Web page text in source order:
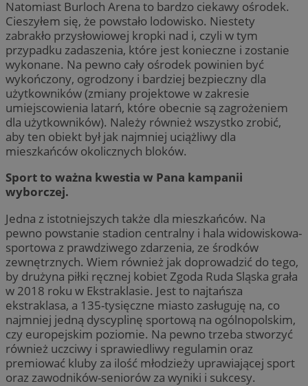
Natomiast Burloch Arena to bardzo ciekawy ośrodek.
Cieszyłem się, że powstało lodowisko. Niestety
zabrakło przysłowiowej kropki nad i, czyli w tym
przypadku zadaszenia, które jest konieczne i zostanie
wykonane. Na pewno cały ośrodek powinien być
wykończony, ogrodzony i bardziej bezpieczny dla
użytkowników (zmiany projektowe w zakresie
umiejscowienia latarń, które obecnie są zagrożeniem
dla użytkowników). Należy również wszystko zrobić,
aby ten obiekt był jak najmniej uciążliwy dla
mieszkańców okolicznych bloków.
Sport to ważna kwestia w Pana kampanii
wyborczej.
Jedna z istotniejszych także dla mieszkańców. Na
pewno powstanie stadion centralny i hala widowiskowa-
sportowa z prawdziwego zdarzenia, ze środków
zewnętrznych. Wiem również jak doprowadzić do tego,
by drużyna piłki ręcznej kobiet Zgoda Ruda Sląska grała
w 2018 roku w Ekstraklasie. Jest to najtańsza
ekstraklasa, a 135-tysięczne miasto zasługuję na, co
najmniej jedną dyscyplinę sportową na ogólnopolskim,
czy europejskim poziomie. Na pewno trzeba stworzyć
również uczciwy i sprawiedliwy regulamin oraz
premiować kluby za ilość młodzieży uprawiającej sport
oraz zawodników-seniorów za wyniki i sukcesy.